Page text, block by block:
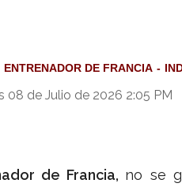
ENTRENADOR DE FRANCIA
08 de Julio de 2026 2:05 PM
de Francia, no se